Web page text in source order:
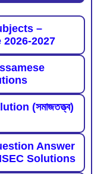
–
2027
(সমাজতত্ত্ব)
Answer
Solutions